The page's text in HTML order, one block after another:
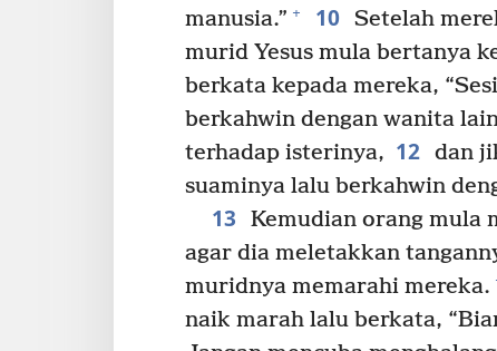
manusia.” + 10 Setelah
murid Yesus mula bertanya
berkata kepada mereka,
berkahwin dengan wanita
terhadap isterinya, 12 dan
suaminya lalu berkahwin
13
Kemudian orang mula
agar dia meletakkan
muridnya memarahi mereka.
naik marah lalu berkata,